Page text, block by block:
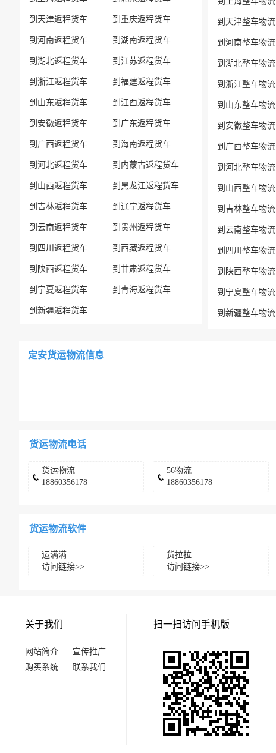
到天津返程货车 到重庆返程货车
到河南返程货车 到湖南返程货车
到湖北返程货车 到江苏返程货车
到浙江返程货车 到福建返程货车
到山东返程货车 到江西返程货车
到安徽返程货车 到广东返程货车
到广西返程货车 到海南返程货车
到河北返程货车 到内蒙古返程货车
到山西返程货车 到黑龙江返程货车
到吉林返程货车 到辽宁返程货车
到云南返程货车 到贵州返程货车
到四川返程货车 到西藏返程货车
到陕西返程货车 到甘肃返程货车
到宁夏返程货车 到青海返程货车
到新疆返程货车
到天津整车物流
到河南整车物流
到湖北整车物流
到浙江整车物流
到山东整车物流
到安徽整车物流
到广西整车物流
到河北整车物流
到山西整车物流
到吉林整车物流
到云南整车物流
到四川整车物流
到陕西整车物流
到宁夏整车物流
到新疆整车物流
定安货运物流信息
货运物流电话
货运物流
18860356178
56物流
18860356178
货运物流软件
运满满
访问链接>>
货拉拉
访问链接>>
关于我们
网站简介
宣传推广
购买系统
联系我们
扫一扫访问手机版